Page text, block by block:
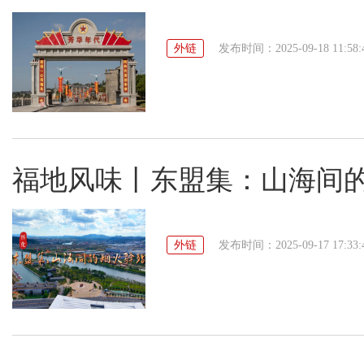
外链 发布时间：2025-09-18
福地风味丨东盟集：山海间
外链 发布时间：2025-09-17